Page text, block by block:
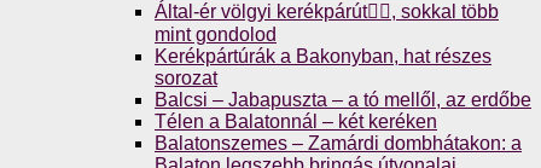
Által-ér völgyi kerékpárút🚴‍♀️, sokkal több
mint gondolod
Kerékpártúrák a Bakonyban, hat részes
sorozat
Balcsi – Jabapuszta – a tó mellől, az erdőbe
Télen a Balatonnál – két keréken
Balatonszemes – Zamárdi dombhátakon: a